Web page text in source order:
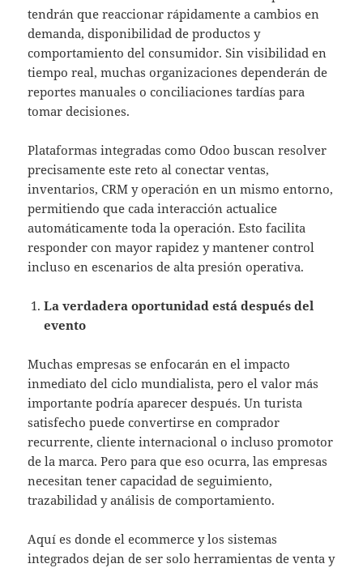
tendrán que reaccionar rápidamente a cambios en
demanda, disponibilidad de productos y
comportamiento del consumidor. Sin visibilidad en
tiempo real, muchas organizaciones dependerán de
reportes manuales o conciliaciones tardías para
tomar decisiones.
Plataformas integradas como Odoo buscan resolver
precisamente este reto al conectar ventas,
inventarios, CRM y operación en un mismo entorno,
permitiendo que cada interacción actualice
automáticamente toda la operación. Esto facilita
responder con mayor rapidez y mantener control
incluso en escenarios de alta presión operativa.
La verdadera oportunidad está después del
evento
Muchas empresas se enfocarán en el impacto
inmediato del ciclo mundialista, pero el valor más
importante podría aparecer después. Un turista
satisfecho puede convertirse en comprador
recurrente, cliente internacional o incluso promotor
de la marca. Pero para que eso ocurra, las empresas
necesitan tener capacidad de seguimiento,
trazabilidad y análisis de comportamiento.
Aquí es donde el ecommerce y los sistemas
integrados dejan de ser solo herramientas de venta y